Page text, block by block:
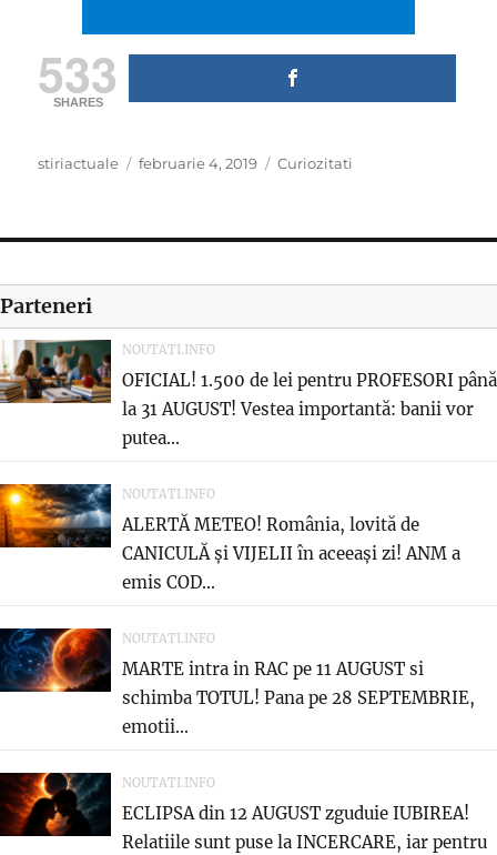
533
SHARES
Author
stiriactuale
Posted
februarie 4, 2019 Categories
Curiozitati
Parteneri
NOUTATI.INFO
OFICIAL! 1.500 de lei pentru PROFESORI până
la 31 AUGUST! Vestea importantă: banii vor
putea...
NOUTATI.INFO
ALERTĂ METEO! România, lovită de
CANICULĂ și VIJELII în aceeași zi! ANM a
emis COD...
NOUTATI.INFO
MARTE intra in RAC pe 11 AUGUST si
schimba TOTUL! Pana pe 28 SEPTEMBRIE,
emotii...
NOUTATI.INFO
ECLIPSA din 12 AUGUST zguduie IUBIREA!
Relatiile sunt puse la INCERCARE, iar pentru